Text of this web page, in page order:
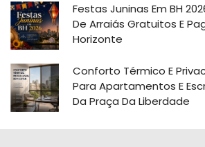
Festas Juninas Em BH
De Arraiás Gratuitos E
Horizonte
Conforto Térmico E
Para Apartamentos E
Da Praça Da Liberdade